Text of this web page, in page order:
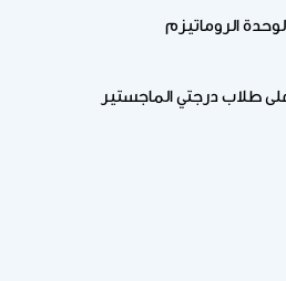
على طلاب درجتي الماجستير